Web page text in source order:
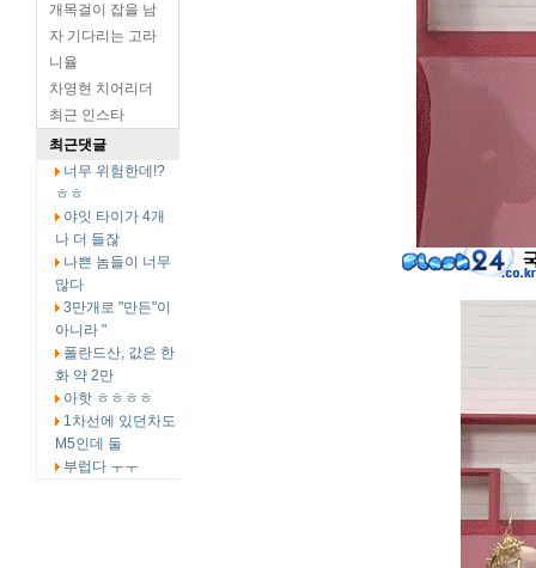
개목걸이 잡을 남
자 기다리는 고라
니율
차영현 치어리더
최근 인스타
최근댓글
너무 위험한데!?
ㅎㅎ
야잇 타이가 4개
나 더 들잖
나쁜 놈들이 너무
많다
3만개로 "만든"이
아니라 "
폴란드산, 값은 한
화 약 2만
아핫 ㅎㅎㅎㅎ
1차선에 있던차도
M5인데 둘
부럽다 ㅜㅜ